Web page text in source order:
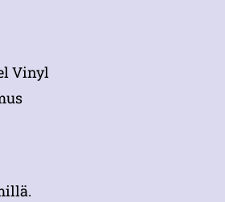
Vinyl